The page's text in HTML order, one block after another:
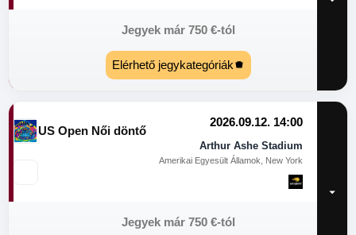
Jegyek már 750 €-tól
Elérhető jegykategóriák
US Open Női döntő
2026.09.12. 14:00
Arthur Ashe Stadium
Amerikai Egyesült Államok, New York
Jegyek már 750 €-tól